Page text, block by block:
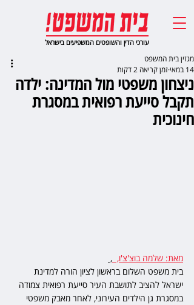
עורכי הדין והשופטים המשפיעים בישראל
ניצחון משפטי מול המדינה: ילדה
תקבל סייעת רפואית במסגרת
חינוכית
מגזין בית המשפט
14 במאי
זמן קריאה 2 דקות
מאת: שלמה בוצ'צ'ו, ,
בית משפט השלום בראשון לציון הורה למדינת
ישראל להציב לתושבת העיר סייעת רפואית צמודה
במסגרת גן הילדים העירוני, לאחר מאבק משפטי